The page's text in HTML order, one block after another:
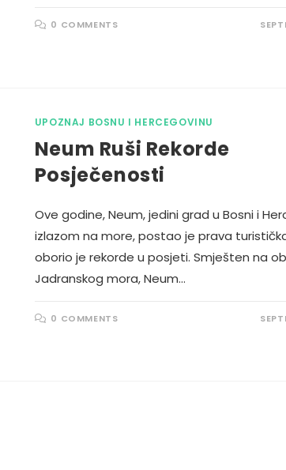
0 COMMENTS
UPOZNAJ BOSNU I HERCEGOVINU
Neum Ruši Rekorde
Posječenosti
Ove godine, Neum, jedini grad u Bosni i
izlazom na more, postao je prava
oborio je rekorde u posjeti. Smješten na
Jadranskog mora, Neum…
0 COMMENTS